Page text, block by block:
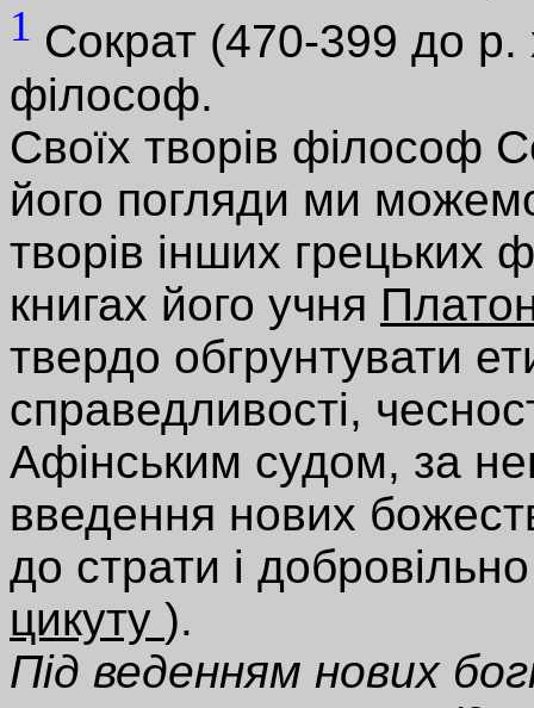
1 Сократ (470-399 до р.
філософ.
Своїх творів філософ
його погляди ми
творів інших грецьких
книгах його учня
твердо обгрунтувати
справедливості,
Афінським судом, за
введення нових
до страти і
цикуту ).
Під веденням нових